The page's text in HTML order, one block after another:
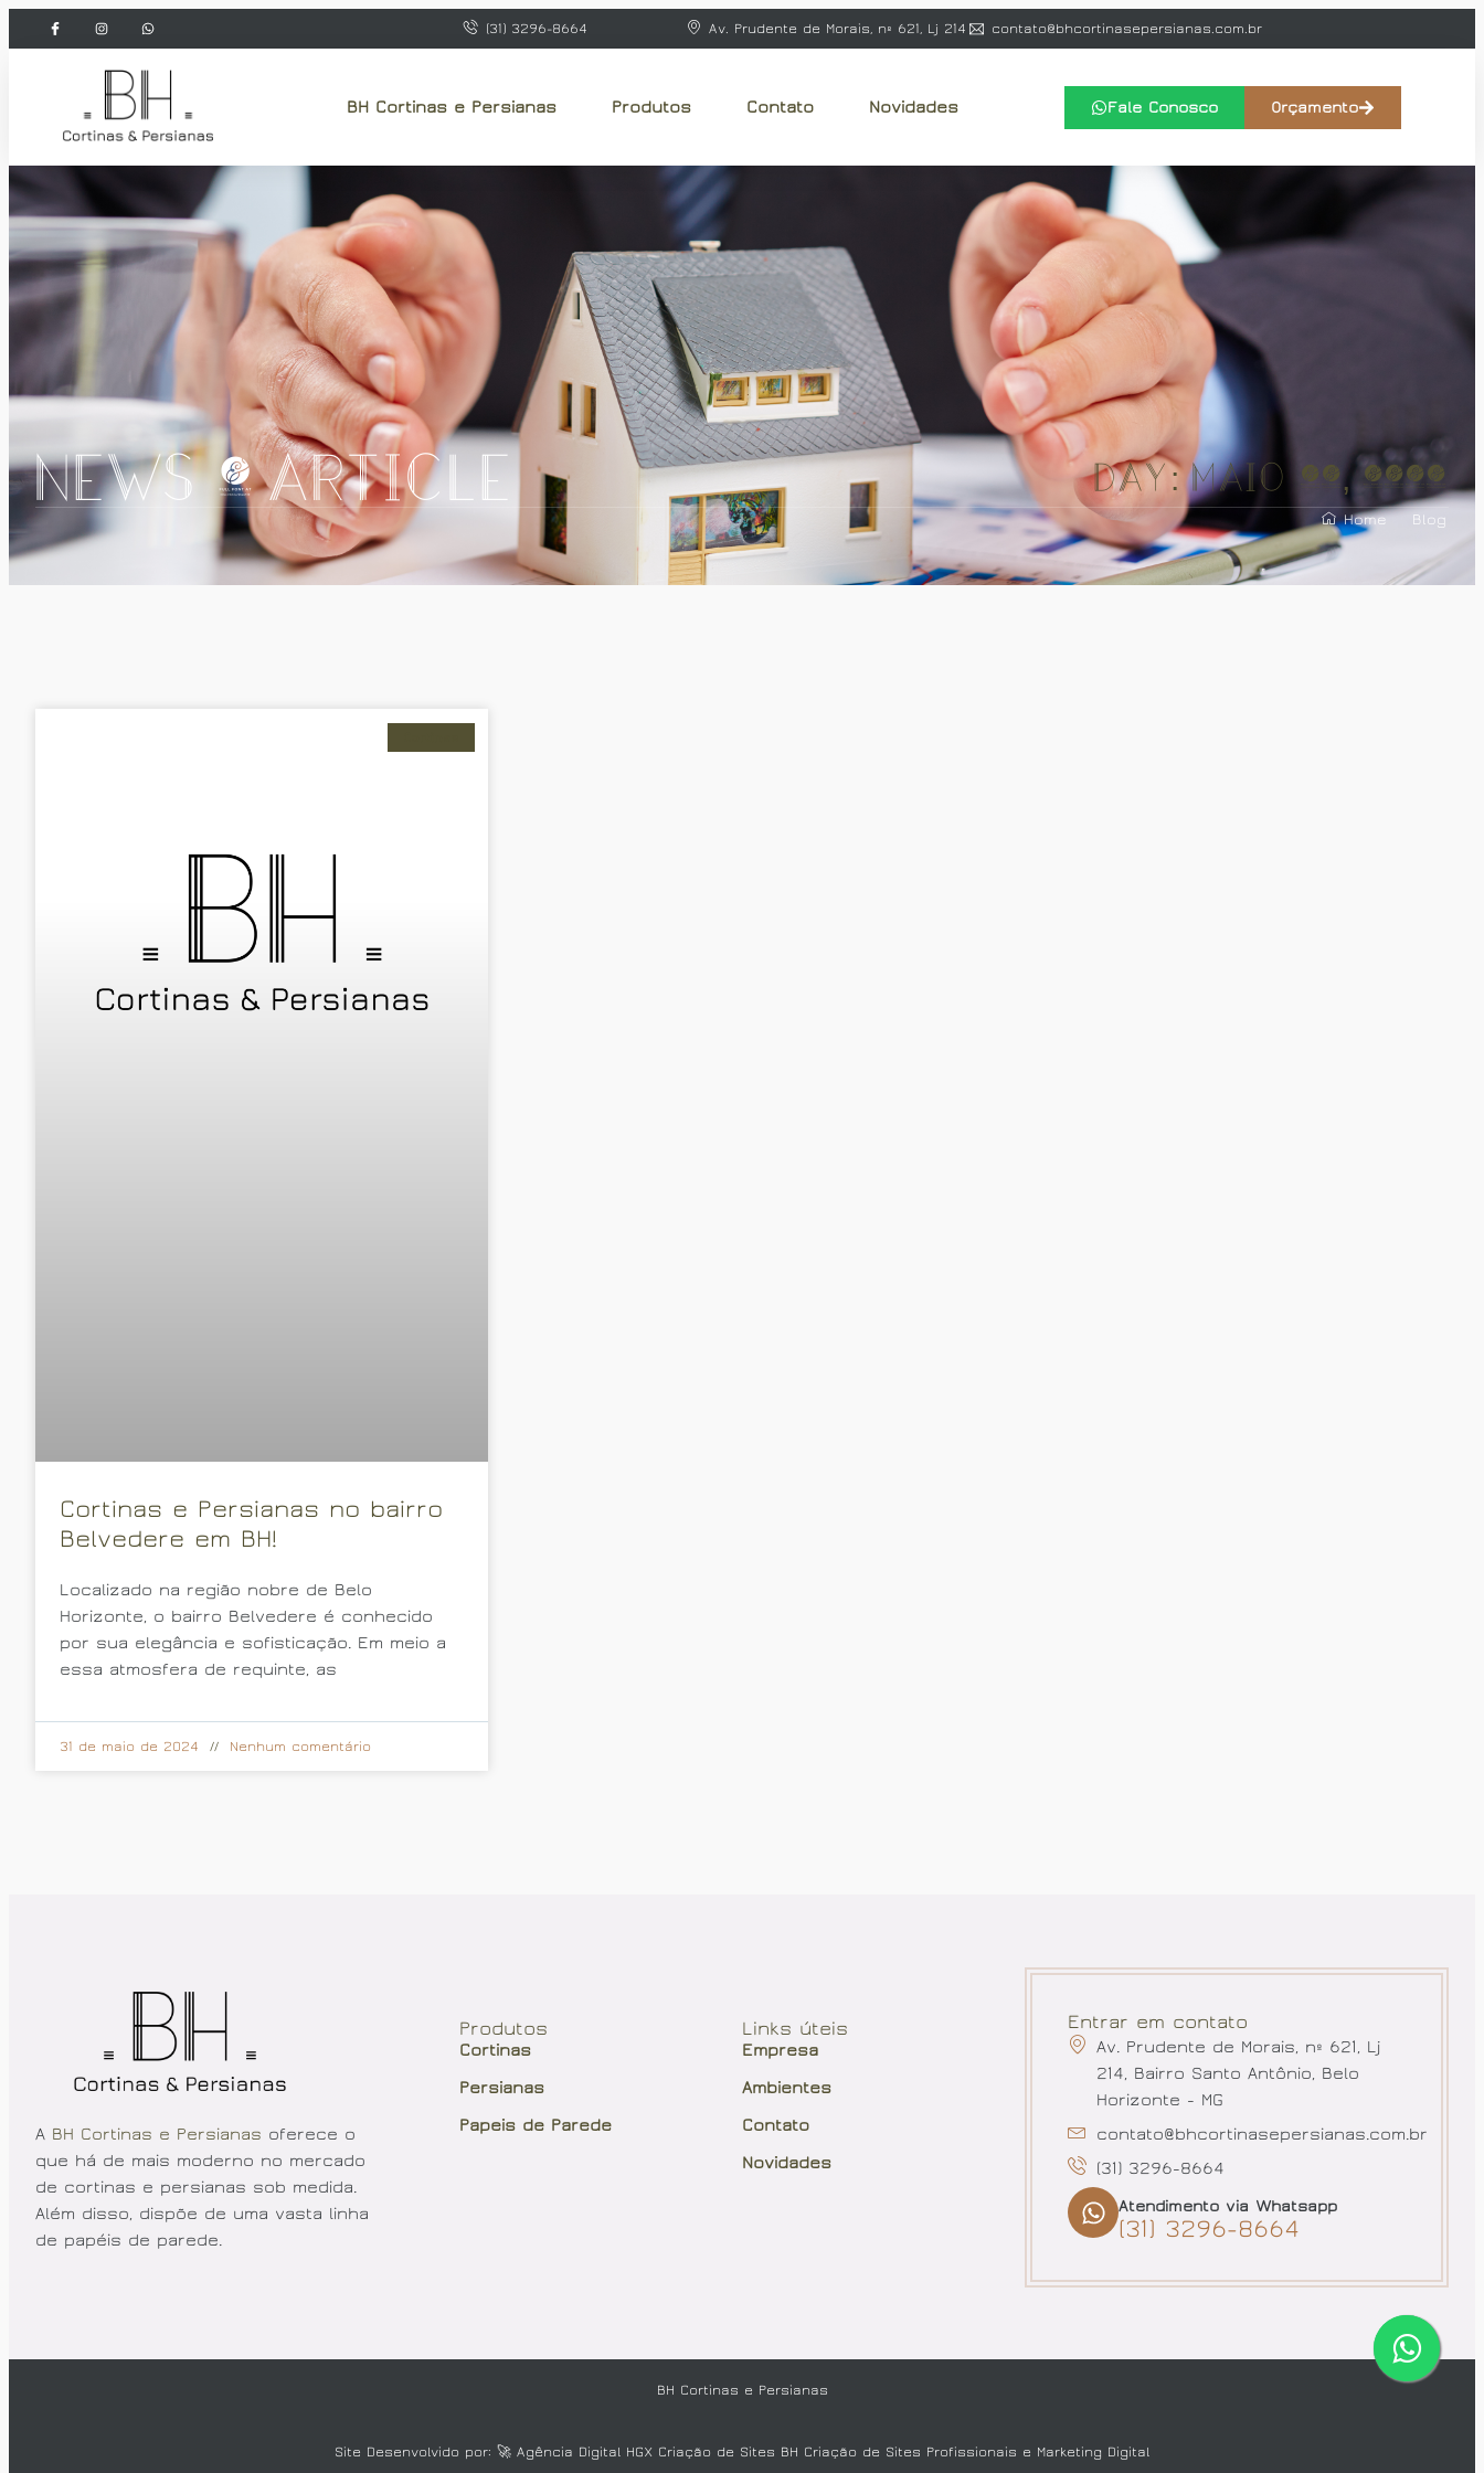
(31) 3296-8664 Av. Prudente de Morais, nº 621, Lj 214 contato@bhcortinasepersianas.com.br
BH Cortinas e Persianas Produtos Contato Novidades Fale Conosco Orçamento
News & Article Day: maio 31, 2024
Home Blog
Cortinas e Persianas no bairro
Belvedere em BH!
Localizado na região nobre de Belo
Horizonte, o bairro Belvedere é conhecido
por sua elegância e sofisticação. Em meio a
essa atmosfera de requinte, as
31 de maio de 2024 Nenhum comentário
A BH Cortinas e Persianas oferece o
que há de mais moderno no mercado
de cortinas e persianas sob medida.
Além disso, dispõe de uma vasta linha
de papéis de parede.
Produtos
Cortinas
Persianas
Papeis de Parede
Links úteis
Empresa
Ambientes
Contato
Novidades
Entrar em contato
Av. Prudente de Morais, nº 621, Lj
214, Bairro Santo Antônio, Belo
Horizonte - MG
contato@bhcortinasepersianas.com.br
(31) 3296-8664
Atendimento via Whatsapp
(31) 3296-8664
BH Cortinas e Persianas
Site Desenvolvido por: 🚀 Agência Digital HGX Criação de Sites BH Criação de Sites Profissionais e Marketing Digital